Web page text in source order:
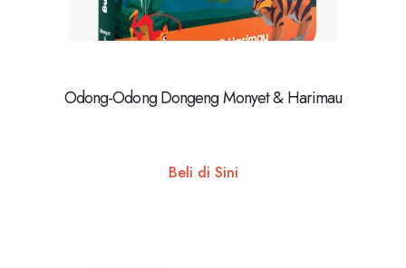
Odong-Odong Dongeng Monyet & Harimau
Beli di Sini